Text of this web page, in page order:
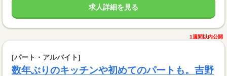
求人詳細を見る
1週間以内公開
[パート・アルバイト]
数年ぶりのキッチンや初めてのパートも。吉野